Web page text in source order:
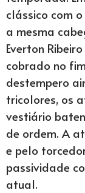
clássico com
a mesma
Everton
cobrado no
destempero
tricolores, os
vestiário
de ordem. A
e pelo
passividade
atual.